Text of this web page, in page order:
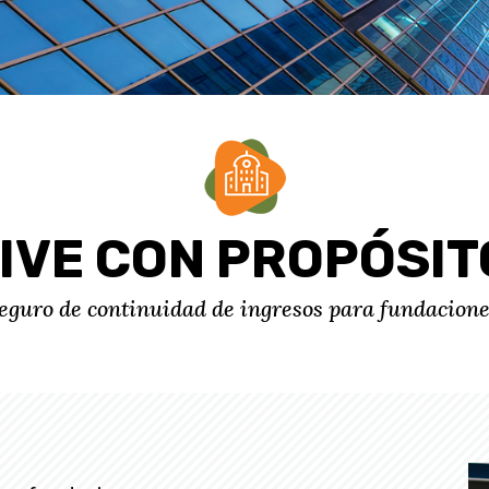
CON
de continuidad de ingresos para